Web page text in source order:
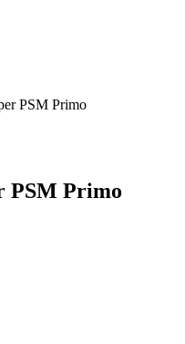
PSM Primo
PSM Primo